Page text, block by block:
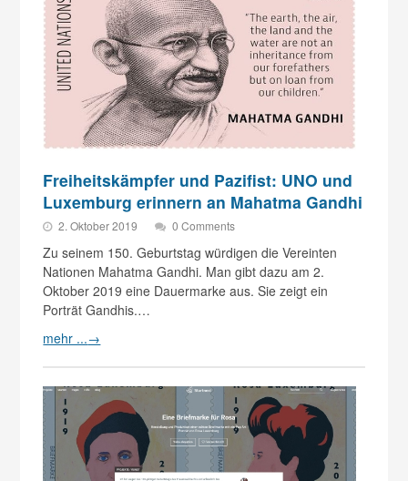
Freiheitskämpfer und Pazifist: UNO und
Luxemburg erinnern an Mahatma Gandhi
2. Oktober 2019 0 Comments
Zu seinem 150. Geburtstag würdigen die Vereinten
Nationen Mahatma Gandhi. Man gibt dazu am 2.
Oktober 2019 eine Dauermarke aus. Sie zeigt ein
Porträt Gandhis.…
mehr ...→